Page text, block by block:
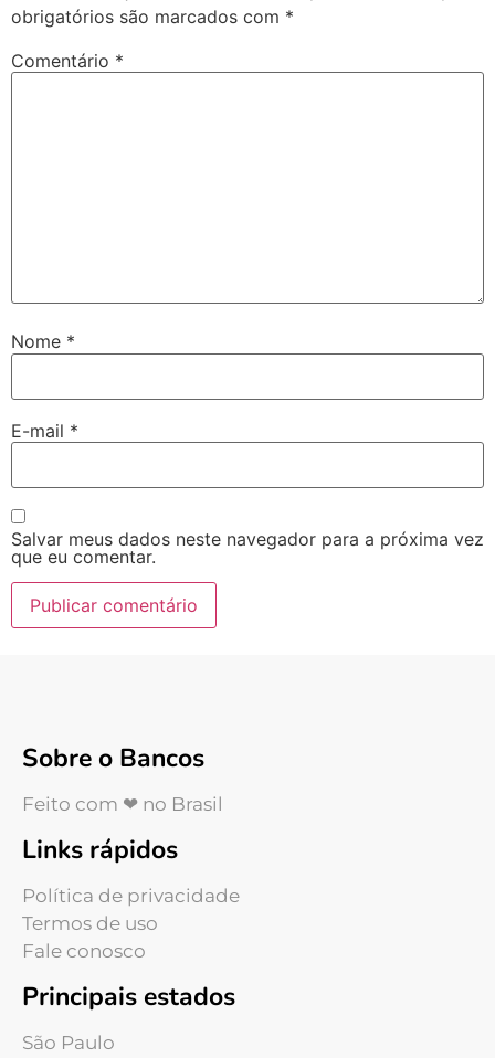
obrigatórios são marcados com *
Comentário *
Nome *
E-mail *
Salvar meus dados neste navegador para a próxima vez
que eu comentar.
Sobre o Bancos
Feito com ❤ no Brasil
Links rápidos
Política de privacidade
Termos de uso
Fale conosco
Principais estados
São Paulo